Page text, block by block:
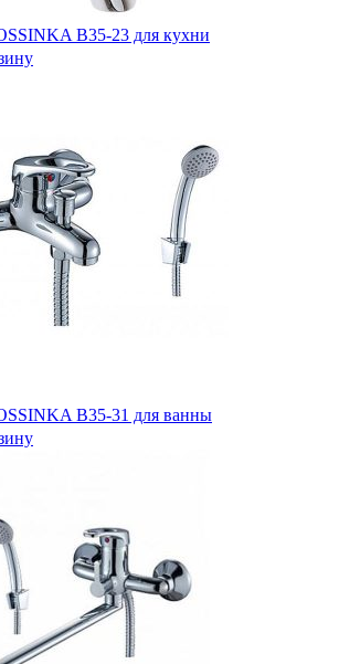
B35-23 для кухни
B35-31 для ванны